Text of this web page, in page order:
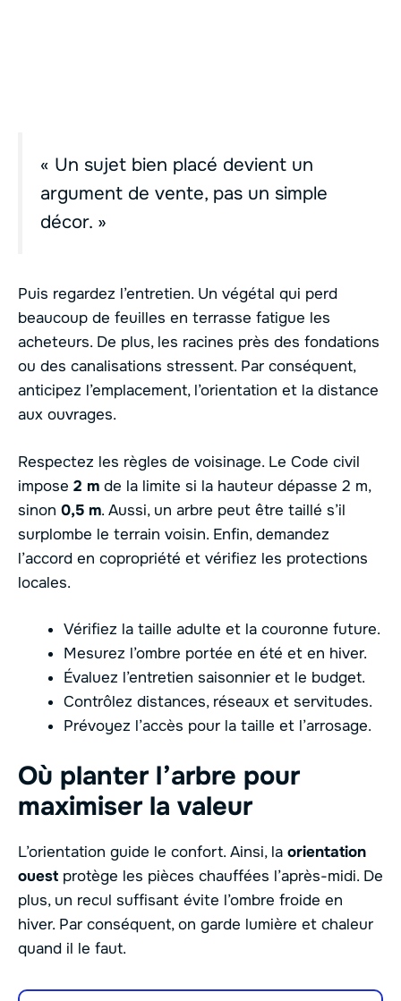
« Un sujet bien placé devient un
argument de vente, pas un simple
décor. »
Puis regardez l’entretien. Un végétal qui perd
beaucoup de feuilles en terrasse fatigue les
acheteurs. De plus, les racines près des fondations
ou des canalisations stressent. Par conséquent,
anticipez l’emplacement, l’orientation et la distance
aux ouvrages.
Respectez les règles de voisinage. Le Code civil
impose 2 m de la limite si la hauteur dépasse 2 m,
sinon 0,5 m. Aussi, un arbre peut être taillé s’il
surplombe le terrain voisin. Enfin, demandez
l’accord en copropriété et vérifiez les protections
locales.
Vérifiez la taille adulte et la couronne future.
Mesurez l’ombre portée en été et en hiver.
Évaluez l’entretien saisonnier et le budget.
Contrôlez distances, réseaux et servitudes.
Prévoyez l’accès pour la taille et l’arrosage.
Où planter l’arbre pour
maximiser la valeur
L’orientation guide le confort. Ainsi, la orientation
ouest protège les pièces chauffées l’après-midi. De
plus, un recul suffisant évite l’ombre froide en
hiver. Par conséquent, on garde lumière et chaleur
quand il le faut.